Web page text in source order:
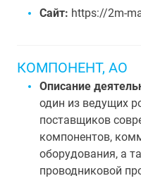
Сайт: https://2m-
КОМПОНЕНТ, АО
Описание
один из ведущих
поставщиков
компонентов,
оборудования, а
проводниковой